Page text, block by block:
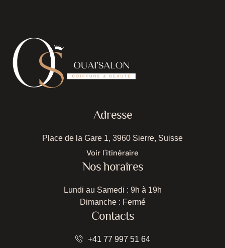
Adresse
Place de la Gare 1, 3960 Sierre, Suisse
Voir l'itinéraire
Nos horaires
Lundi au Samedi : 9h à 19h
Dimanche : Fermé
Contacts
+41 77 997 51 64